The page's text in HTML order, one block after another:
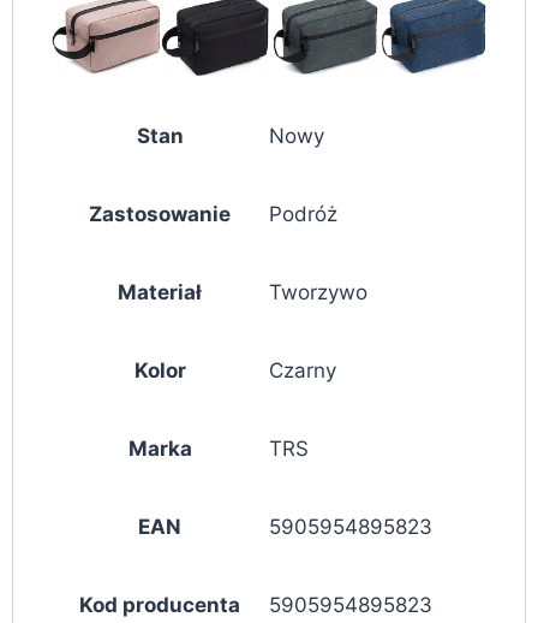
Stan Nowy
Zastosowanie Podróż
Materiał Tworzywo
Kolor Czarny
Marka TRS
EAN 5905954895823
Kod producenta 5905954895823